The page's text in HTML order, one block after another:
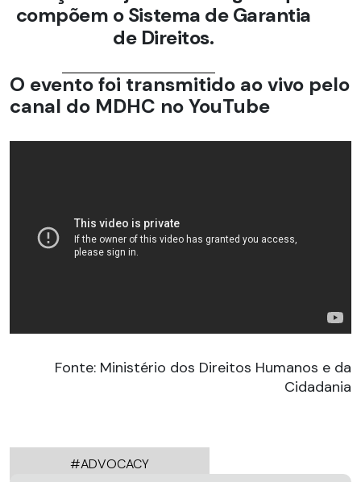
compõem o Sistema de Garantia
de Direitos.
O evento foi transmitido ao vivo pelo
canal do MDHC no YouTube
Fonte: Ministério dos Direitos Humanos e da
Cidadania
#ADVOCACY